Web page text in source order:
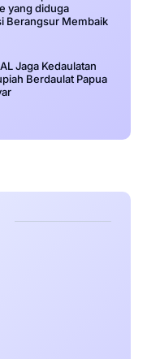
yang diduga
Berangsur Membaik
Jaga Kedaulatan
Berdaulat Papua